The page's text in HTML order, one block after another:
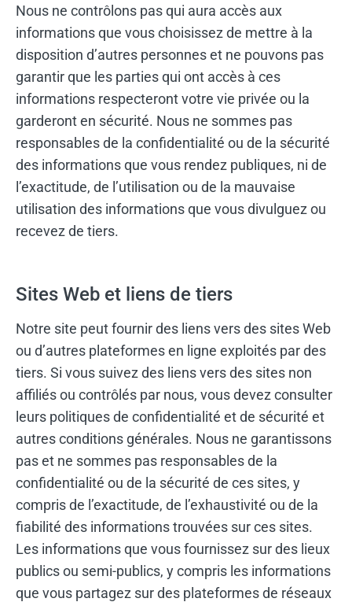
Nous ne contrôlons pas qui aura accès aux
informations que vous choisissez de mettre à la
disposition d’autres personnes et ne pouvons pas
garantir que les parties qui ont accès à ces
informations respecteront votre vie privée ou la
garderont en sécurité. Nous ne sommes pas
responsables de la confidentialité ou de la sécurité
des informations que vous rendez publiques, ni de
l’exactitude, de l’utilisation ou de la mauvaise
utilisation des informations que vous divulguez ou
recevez de tiers.
Sites Web et liens de tiers
Notre site peut fournir des liens vers des sites Web
ou d’autres plateformes en ligne exploités par des
tiers. Si vous suivez des liens vers des sites non
affiliés ou contrôlés par nous, vous devez consulter
leurs politiques de confidentialité et de sécurité et
autres conditions générales. Nous ne garantissons
pas et ne sommes pas responsables de la
confidentialité ou de la sécurité de ces sites, y
compris de l’exactitude, de l’exhaustivité ou de la
fiabilité des informations trouvées sur ces sites.
Les informations que vous fournissez sur des lieux
publics ou semi-publics, y compris les informations
que vous partagez sur des plateformes de réseaux